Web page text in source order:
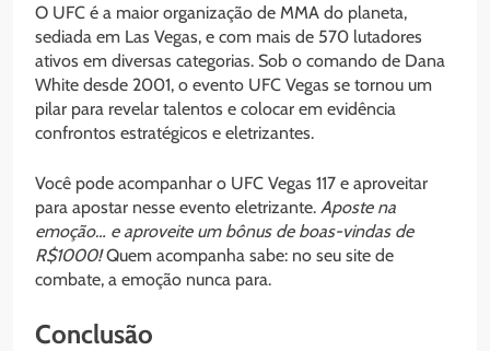
O UFC é a maior organização de MMA do planeta,
sediada em Las Vegas, e com mais de 570 lutadores
ativos em diversas categorias. Sob o comando de Dana
White desde 2001, o evento UFC Vegas se tornou um
pilar para revelar talentos e colocar em evidência
confrontos estratégicos e eletrizantes.
Você pode acompanhar o UFC Vegas 117 e aproveitar
para apostar nesse evento eletrizante. Aposte na
emoção… e aproveite um bônus de boas-vindas de
R$1000!Quem acompanha sabe: no seu site de
combate, a emoção nunca para.
Conclusão